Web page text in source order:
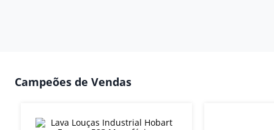
Campeões de Vendas